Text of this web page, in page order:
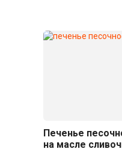
Печенье
на масле